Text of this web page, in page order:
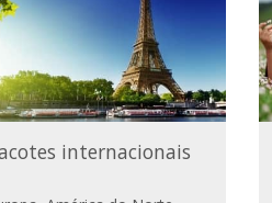
internacionais